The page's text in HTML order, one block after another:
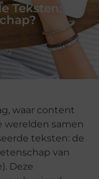
Teksten:
waar content
werelden samen
teksten: de
van
Deze